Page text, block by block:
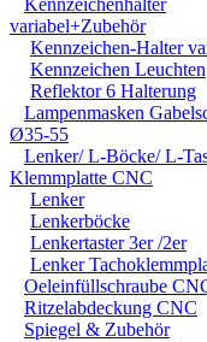
Kennzeichenhalter
variabel+Zubehör
Kennzeichen-Halter
Kennzeichen Leuchten
Reflektor 6 Halterung
Lampenmasken
Ø35-55
Lenker/ L-Böcke/ L-
Klemmplatte CNC
Lenker
Lenkerböcke
Lenkertaster 3er /2er
Lenker
Oeleinfüllschraube
Ritzelabdeckung CNC
Spiegel & Zubehör